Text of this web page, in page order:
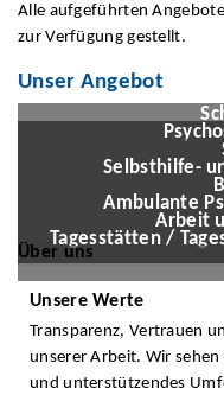
Alle aufgeführten
zur Verfügung gestellt.
Unser Angebot
N.
Selbsthilfe-
Ambulante
Arbeit
Tagesstätten /
Über uns
Unsere Werte
Transparenz, Vertrauen
unserer Arbeit. Wir
und unterstützendes